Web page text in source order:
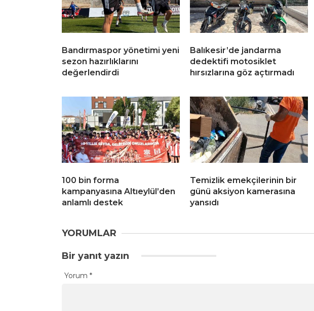
Bandırmaspor yönetimi yeni
sezon hazırlıklarını
değerlendirdi
Balıkesir’de jandarma
dedektifi motosiklet
hırsızlarına göz açtırmadı
100 bin forma
kampanyasına Altıeylül’den
anlamlı destek
Temizlik emekçilerinin bir
günü aksiyon kamerasına
yansıdı
YORUMLAR
Bir yanıt yazın
Yorum *